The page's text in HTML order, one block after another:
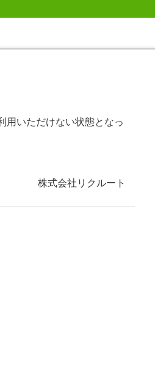
用いただけない状態となっ
株式会社リクルート